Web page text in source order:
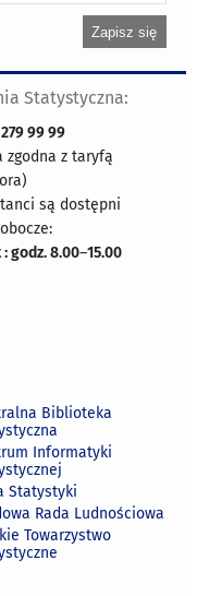
Statystyczna:
99 99
zgodna z taryfą
są dostępni
: godz. 8.00–15.00
Biblioteka
Informatyki
Statystyki
Rada Ludnościowa
Towarzystwo